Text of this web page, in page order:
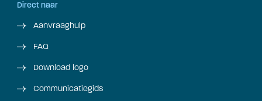
Direct naar
Aanvraaghulp
FAQ
Download logo
Communicatiegids